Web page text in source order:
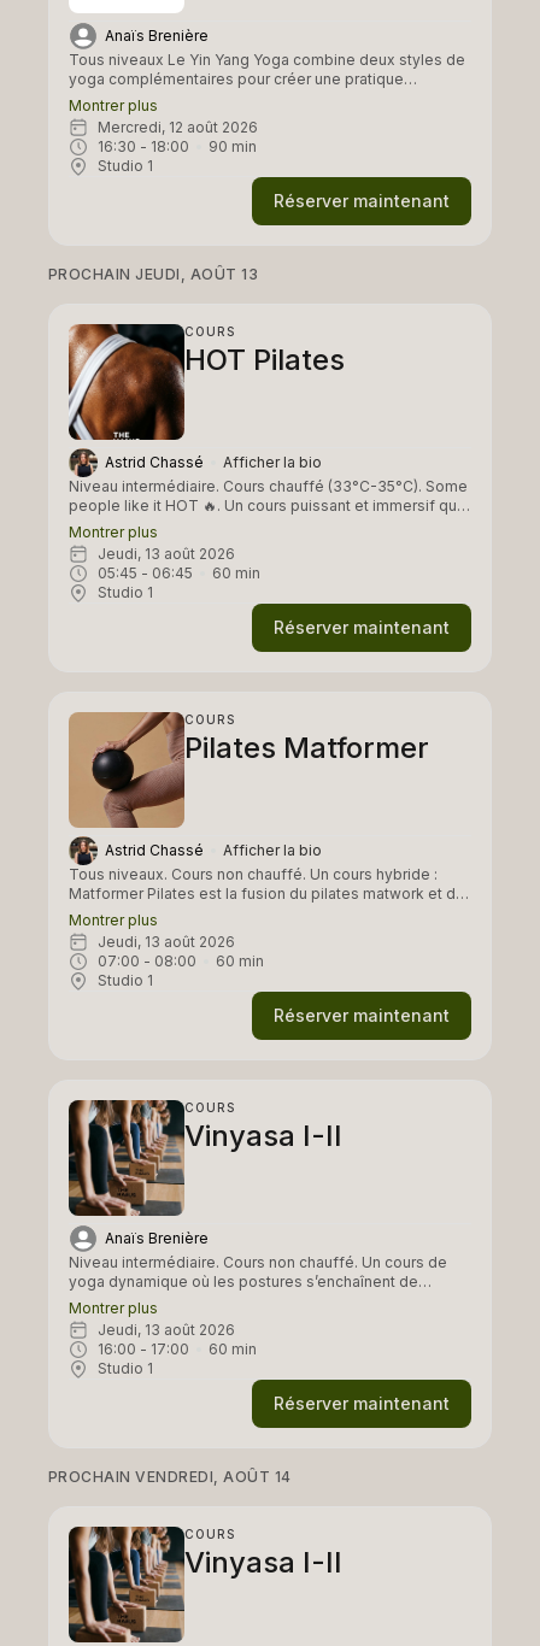
Anaïs Brenière
Tous niveaux Le Yin Yang Yoga combine deux styles de
yoga complémentaires pour créer une pratique
complète, équilibrée et profondément régénérante. Le
Yin, lent et méditatif, invite à la détente, à l’introspection
et rend le corps plus disponible. Le Yang, plus
dynamique et fluide, renforce, active et fait circuler
l’énergie vitale dans tout le corps. Cette alternance entre
douceur et énergie permet d’harmoniser le corps - le
calme et le mouvement, la souplesse et la force, le
Montrer plus
mercredi, 12 août 2026
16:30 - 18:00 90 min
Studio 1
Réserver maintenant
PROCHAIN JEUDI, AOÛT 13
COURS
HOT Pilates
Astrid Chassé
Afficher la bio
Niveau intermédiaire. Cours chauffé (33°C-35°C). Some
people like it HOT 🔥. Un cours puissant et immersif qui
combine Pilates moderne et renforcement musculaire
dans une salle chauffée. Les enchaînements fluides et
contrôlés activent le centre du corps, sculptent la
silhouette et améliorent force et stabilité.
Montrer plus
jeudi, 13 août 2026
05:45 - 06:45 60 min
Studio 1
Réserver maintenant
COURS
Pilates Matformer
Astrid Chassé
Afficher la bio
Tous niveaux. Cours non chauffé. Un cours hybride :
Matformer Pilates est la fusion du pilates matwork et du
reformer, un cours mêlant travail au sol et exercices sur
machine ( mais sans machine!) pour renforcer le corps
en profondeur, améliorer la posture et gagner en fluidité.
Un format complet et dynamique.
Montrer plus
jeudi, 13 août 2026
07:00 - 08:00 60 min
Studio 1
Réserver maintenant
COURS
Vinyasa I-II
Anaïs Brenière
Niveau intermédiaire. Cours non chauffé. Un cours de
yoga dynamique où les postures s’enchaînent de
manière fluide au rythme de la respiration. Chaque
séance propose une séquence progressive vers une ou
des postures plus avancées. Le cours commence par un
échauffement, se poursuit avec des enchaînements de
postures dynamiques, puis se termine par un retour au
Montrer plus
jeudi, 13 août 2026
16:00 - 17:00 60 min
Studio 1
Réserver maintenant
PROCHAIN VENDREDI, AOÛT 14
COURS
Vinyasa I-II